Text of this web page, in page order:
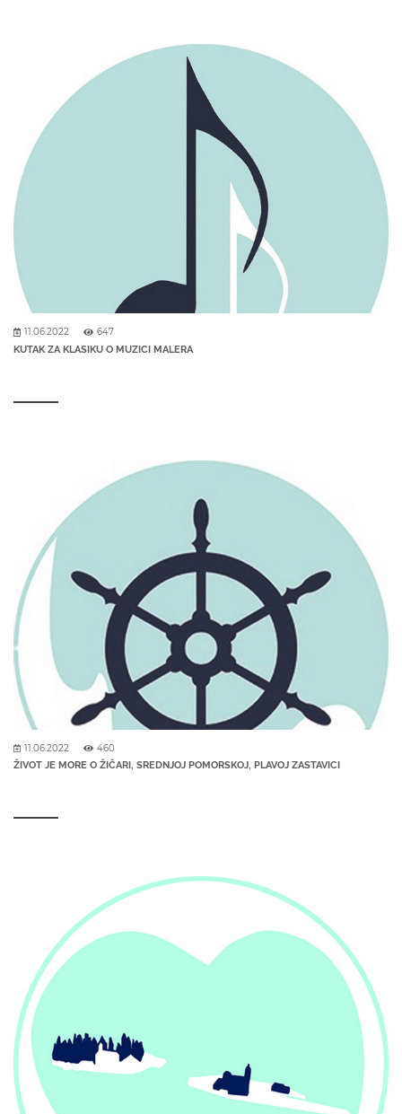
11.06.2022 647
KUTAK ZA KLASIKU O MUZICI MALERA
11.06.2022 460
ŽIVOT JE MORE O ŽIČARI, SREDNJOJ POMORSKOJ, PLAVOJ ZASTAVICI